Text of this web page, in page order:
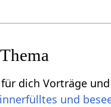
dich Vorträge
und